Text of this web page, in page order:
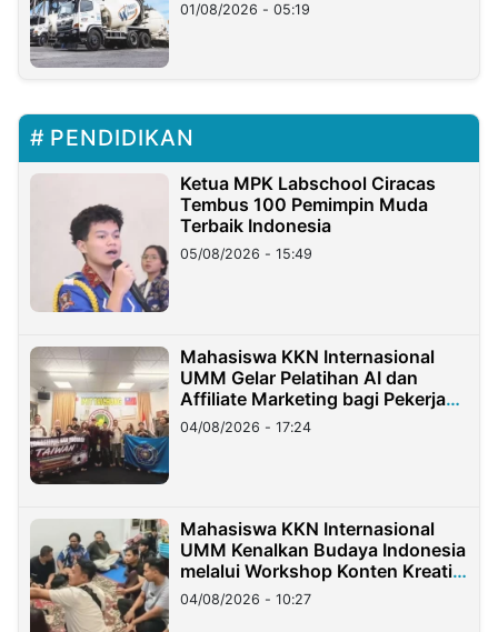
01/08/2026 - 05:19
PENDIDIKAN
Ketua MPK Labschool Ciracas
Tembus 100 Pemimpin Muda
Terbaik Indonesia
05/08/2026 - 15:49
Mahasiswa KKN Internasional
UMM Gelar Pelatihan AI dan
Affiliate Marketing bagi Pekerja
Migran Indonesia di Taiwan
04/08/2026 - 17:24
Mahasiswa KKN Internasional
UMM Kenalkan Budaya Indonesia
melalui Workshop Konten Kreatif
di Taiwan
04/08/2026 - 10:27